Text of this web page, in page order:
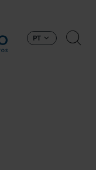
PT